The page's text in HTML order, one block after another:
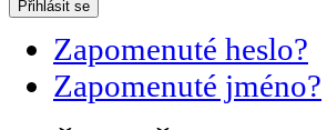
Zapomenuté heslo?
Zapomenuté jméno?